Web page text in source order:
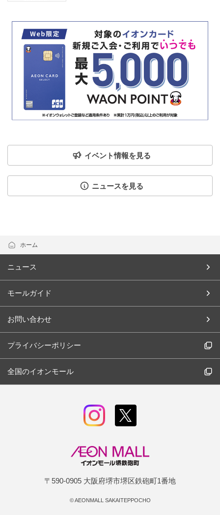
イベント情報を見る
ニュースを見る
ホーム
ニュース
モールガイド
お問い合わせ
プライバシーポリシー
全国のイオンモール
〒590-0905 大阪府堺市堺区鉄砲町1番地
©AEONMALL SAKAITEPPOCHO